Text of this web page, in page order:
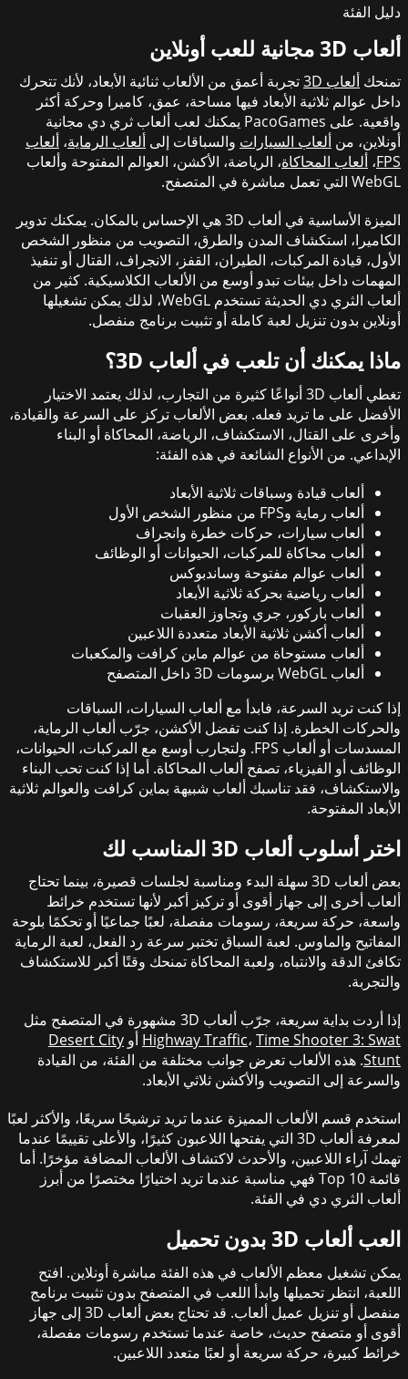
دليل الفئة
ألعاب 3D مجانية للعب أونلاين
تمنحك ألعاب 3D
تجربة أعمق من الألعاب ثنائية الأبعاد، لأنك تتحرك
داخل عوالم ثلاثية الأبعاد فيها مساحة، عمق، كاميرا وحركة أكثر
واقعية. على PacoGames يمكنك لعب ألعاب ثري دي مجانية
أونلاين، من ألعاب السيارات والسباقات إلى ألعاب الرماية، ألعاب
FPS، ألعاب المحاكاة، الرياضة، الأكشن، العوالم المفتوحة وألعاب
WebGL التي تعمل مباشرة في المتصفح.
الميزة الأساسية في ألعاب 3D هي الإحساس بالمكان. يمكنك تدوير
الكاميرا، استكشاف المدن والطرق، التصويب من منظور الشخص
الأول، قيادة المركبات، الطيران، القفز، الانجراف، القتال أو تنفيذ
المهمات داخل بيئات تبدو أوسع من الألعاب الكلاسيكية. كثير من
ألعاب الثري دي الحديثة تستخدم WebGL، لذلك يمكن تشغيلها
أونلاين بدون تنزيل لعبة كاملة أو تثبيت برنامج منفصل.
ماذا يمكنك أن تلعب في ألعاب 3D؟
تغطي ألعاب 3D أنواعًا كثيرة من التجارب، لذلك يعتمد الاختيار
الأفضل على ما تريد فعله. بعض الألعاب تركز على السرعة والقيادة،
وأخرى على القتال، الاستكشاف، الرياضة، المحاكاة أو البناء
الإبداعي. من الأنواع الشائعة في هذه الفئة:
ألعاب قيادة وسباقات ثلاثية الأبعاد
ألعاب رماية وFPS من منظور الشخص الأول
ألعاب سيارات، حركات خطرة وانجراف
ألعاب محاكاة للمركبات، الحيوانات أو الوظائف
ألعاب عوالم مفتوحة وساندبوكس
ألعاب رياضية بحركة ثلاثية الأبعاد
ألعاب باركور، جري وتجاوز العقبات
ألعاب أكشن ثلاثية الأبعاد متعددة اللاعبين
ألعاب مستوحاة من عوالم ماين كرافت والمكعبات
ألعاب WebGL برسومات 3D داخل المتصفح
إذا كنت تريد السرعة، فابدأ مع ألعاب السيارات، السباقات
والحركات الخطرة. إذا كنت تفضل الأكشن، جرّب ألعاب الرماية،
المسدسات أو ألعاب FPS. ولتجارب أوسع مع المركبات، الحيوانات،
الوظائف أو الفيزياء، تصفح ألعاب المحاكاة. أما إذا كنت تحب البناء
والاستكشاف، فقد تناسبك ألعاب شبيهة بماين كرافت والعوالم ثلاثية
الأبعاد المفتوحة.
اختر أسلوب ألعاب 3D المناسب لك
بعض ألعاب 3D سهلة البدء ومناسبة لجلسات قصيرة، بينما تحتاج
ألعاب أخرى إلى جهاز أقوى أو تركيز أكبر لأنها تستخدم خرائط
واسعة، حركة سريعة، رسومات مفصلة، لعبًا جماعيًا أو تحكمًا بلوحة
المفاتيح والماوس. لعبة السباق تختبر سرعة رد الفعل، لعبة الرماية
تكافئ الدقة والانتباه، ولعبة المحاكاة تمنحك وقتًا أكبر للاستكشاف
والتجربة.
إذا أردت بداية سريعة، جرّب ألعاب 3D مشهورة في المتصفح مثل
Highway Traffic، Time Shooter 3: Swat أو Desert City
Stunt. هذه الألعاب تعرض جوانب مختلفة من الفئة، من القيادة
والسرعة إلى التصويب والأكشن ثلاثي الأبعاد.
استخدم قسم الألعاب المميزة عندما تريد ترشيحًا سريعًا، والأكثر لعبًا
لمعرفة ألعاب 3D التي يفتحها اللاعبون كثيرًا، والأعلى تقييمًا عندما
تهمك آراء اللاعبين، والأحدث لاكتشاف الألعاب المضافة مؤخرًا. أما
قائمة Top 10 فهي مناسبة عندما تريد اختيارًا مختصرًا من أبرز
ألعاب الثري دي في الفئة.
العب ألعاب 3D بدون تحميل
يمكن تشغيل معظم الألعاب في هذه الفئة مباشرة أونلاين. افتح
اللعبة، انتظر تحميلها وابدأ اللعب في المتصفح بدون تثبيت برنامج
منفصل أو تنزيل عميل ألعاب. قد تحتاج بعض ألعاب 3D إلى جهاز
أقوى أو متصفح حديث، خاصة عندما تستخدم رسومات مفصلة،
خرائط كبيرة، حركة سريعة أو لعبًا متعدد اللاعبين.